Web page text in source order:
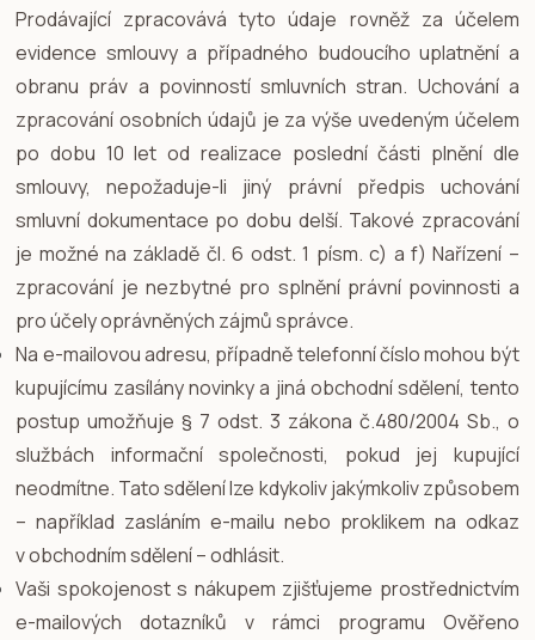
Prodávající zpracovává tyto údaje rovněž za účelem
evidence smlouvy a případného budoucího uplatnění a
obranu práv a povinností smluvních stran. Uchování a
zpracování osobních údajů je za výše uvedeným účelem
po dobu 10 let od realizace poslední části plnění dle
smlouvy, nepožaduje-li jiný právní předpis uchování
smluvní dokumentace po dobu delší. Takové zpracování
je možné na základě čl. 6 odst. 1 písm. c) a f) Nařízení –
zpracování je nezbytné pro splnění právní povinnosti a
pro účely oprávněných zájmů správce.
Na e-mailovou adresu, případně telefonní číslo mohou být
kupujícímu zasílány novinky a jiná obchodní sdělení, tento
postup umožňuje § 7 odst. 3 zákona č.480/2004 Sb., o
službách informační společnosti, pokud jej kupující
neodmítne. Tato sdělení lze kdykoliv jakýmkoliv způsobem
– například zasláním e-mailu nebo proklikem na odkaz
v obchodním sdělení – odhlásit.
Vaši spokojenost s nákupem zjišťujeme prostřednictvím
e-mailových dotazníků v rámci programu Ověřeno